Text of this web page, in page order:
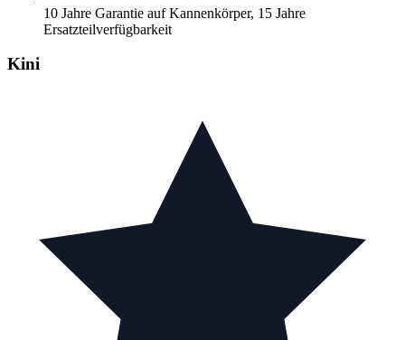
10 Jahre Garantie auf Kannenkörper, 15 Jahre
Ersatzteilverfügbarkeit
Kini